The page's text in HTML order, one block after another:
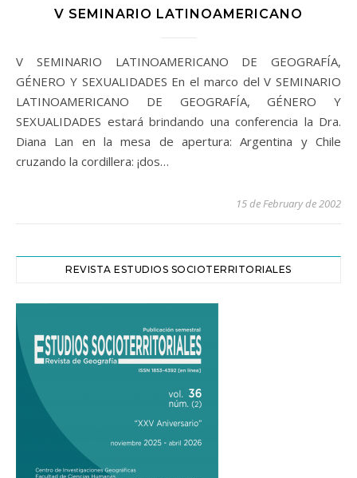
V SEMINARIO LATINOAMERICANO
V SEMINARIO LATINOAMERICANO DE GEOGRAFÍA,
GÉNERO Y SEXUALIDADES En el marco del V SEMINARIO
LATINOAMERICANO DE GEOGRAFÍA, GÉNERO Y
SEXUALIDADES estará brindando una conferencia la Dra.
Diana Lan en la mesa de apertura: Argentina y Chile
cruzando la cordillera: ¡dos…
15 de February de 2002
REVISTA ESTUDIOS SOCIOTERRITORIALES